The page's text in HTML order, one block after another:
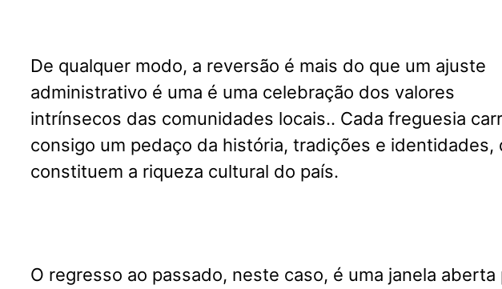
De qualquer modo, a reversão é mais do que um ajuste
administrativo é uma é uma celebração dos valores
intrínsecos das comunidades locais.. Cada freguesia
consigo um pedaço da história, tradições e identidades,
constituem a riqueza cultural do país.
O regresso ao passado, neste caso, é uma janela aberta